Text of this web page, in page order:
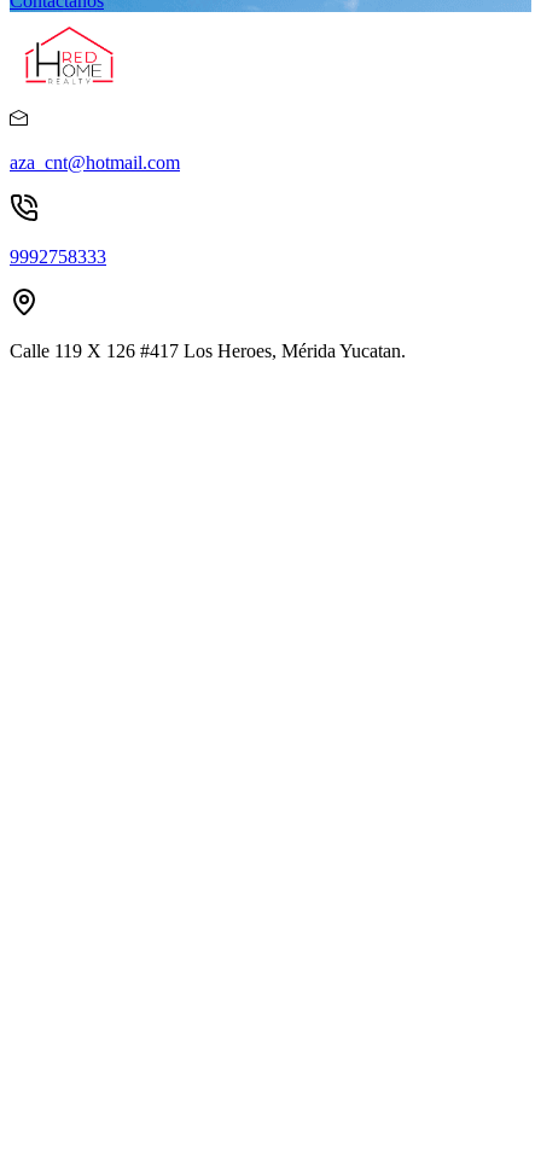
aza_cnt@hotmail.com
9992758333
Calle 119 X 126 #417 Los Heroes, Mérida Yucatan.